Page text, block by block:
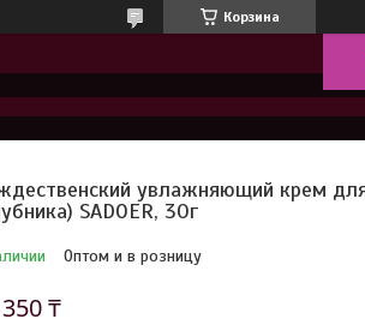
Корзина
увлажняющий крем
SADOER, 30г
Оптом и в розницу
350 ₸